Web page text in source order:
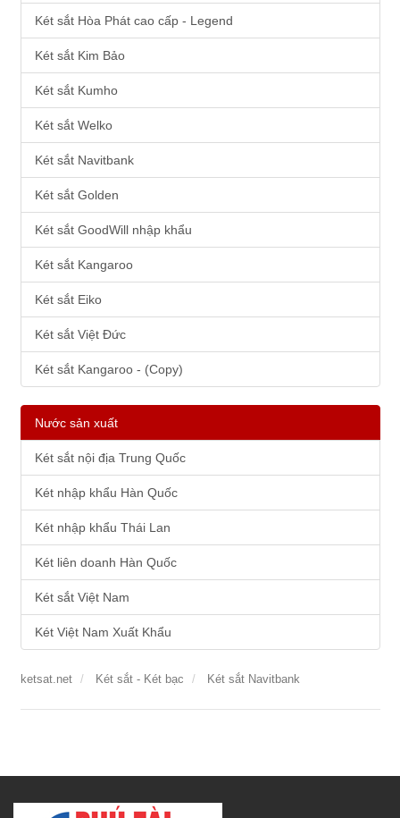
Két sắt Hòa Phát cao cấp - Legend
Két sắt Kim Bảo
Két sắt Kumho
Két sắt Welko
Két sắt Navitbank
Két sắt Golden
Két sắt GoodWill nhập khẩu
Két sắt Kangaroo
Két sắt Eiko
Két sắt Việt Đức
Két sắt Kangaroo - (Copy)
Nước sản xuất
Két sắt nội địa Trung Quốc
Két nhập khẩu Hàn Quốc
Két nhập khẩu Thái Lan
Két liên doanh Hàn Quốc
Két sắt Việt Nam
Két Việt Nam Xuất Khẩu
ketsat.net Két sắt - Két bạc Két sắt Navitbank